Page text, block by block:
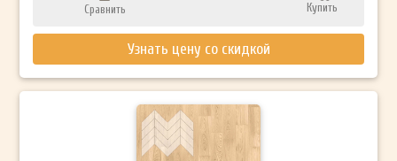
Сравнить Купить
Узнать цену со скидкой